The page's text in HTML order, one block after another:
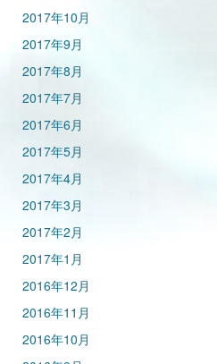
2017年10月
2017年9月
2017年8月
2017年7月
2017年6月
2017年5月
2017年4月
2017年3月
2017年2月
2017年1月
2016年12月
2016年11月
2016年10月